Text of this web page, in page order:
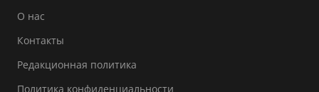
О нас
Контакты
Редакционная политика
Политика конфиденциальности